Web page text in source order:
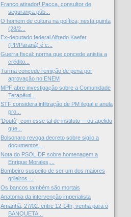
Franco atirador! Pacca, consultor de
segurança púb...
O homem de cultura na política; nesta quinta
(28/2...
Ex-deputado federal Alfredo Kaefer
(PP/Paraná) é c...
Guerra fiscal: norma que concede anistia a
crédito...
Turma concede remição de pena por
aprovação no ENEM
MPF abre investigação sobre a Comunidade
Terapêuti...
STF considera infiltração de PM ilegal e anula
pro...
'Doutô', com esse tal de instituto —ou apelido
que...
Bolsonaro revoga decreto sobre sigilo a
documentos...
Nota do PSOL DF sobre homenagem a
Enrique Morales,...
Bombeiro suspeito de ser um dos maiores
grileiros ...
Os bancos também são mortais
Anatomia da intervenção imperialista
Amanhã, 27/02, entre 12-14h, venha para o
BANQUETA...